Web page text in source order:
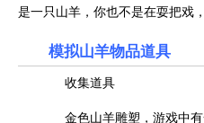
是一只山羊，你也不是在耍把戏
模拟山羊物品道具
收集道具
金色山羊雕塑，游戏中有